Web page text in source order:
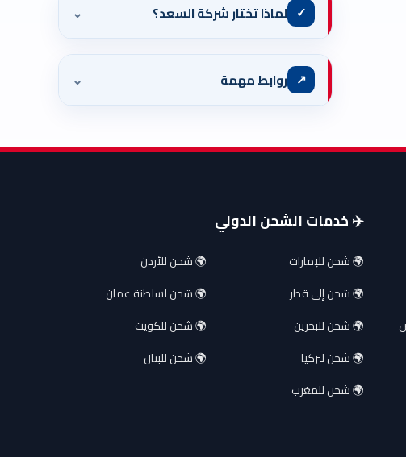
✓ لماذا تختار شركة السعد؟ ⌄
↗ روابط مهمة ⌄
✈️ خدمات الشحن الدولي
🌍 شحن للإمارات
🌍 شحن للأردن
🌍 شحن إلى قطر
🌍 شحن لسلطنة عمان
🌍 شحن للبحرين
🌍 شحن للكويت
🌍 شحن لتركيا
🌍 شحن للبنان
🌍 شحن للمغرب